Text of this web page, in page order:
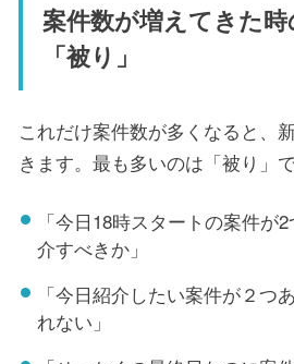
案件数が増えてきた
「被り」
これだけ案件数が多くなると、
きます。最も多いのは「被り」で
「今日18時スタートの案件が
介すべきか」
「今日紹介したい案件が２つ
れない」